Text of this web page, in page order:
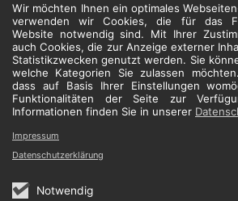
Wir möchten Ihnen ein optimales
verwenden wir Cookies, die für das
Website notwendig sind. Mit Ihrer
auch Cookies, die zur Anzeige externer
Statistikzwecken genutzt werden. Sie
welche Kategorien Sie zulassen
dass auf Basis Ihrer Einstellungen
Funktionalitäten der Seite zur
Informationen finden Sie in unserer
Notwendig
Impressum
Datenschutzerklärung